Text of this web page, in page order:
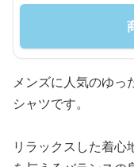
メンズに人気のゆっ
シャツです。
リラックスした着心